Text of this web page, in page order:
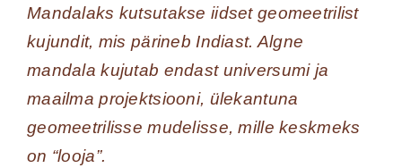
Mandalaks kutsutakse iidset geomeetrilist
kujundit, mis pärineb Indiast. Algne
mandala kujutab endast universumi ja
maailma projektsiooni, ülekantuna
geomeetrilisse mudelisse, mille keskmeks
on “looja”.